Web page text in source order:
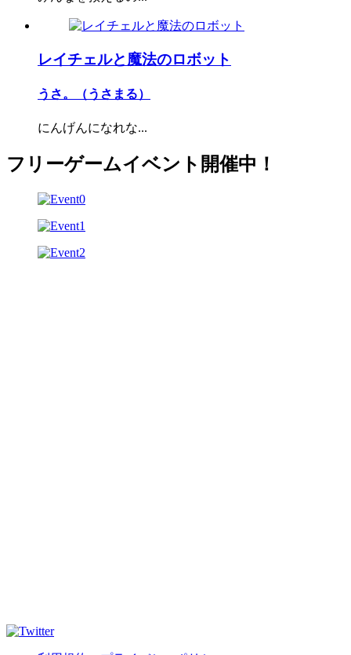
レイチェルと魔法のロボット
うさ。（うさまる）
にんげんになれな...
フリーゲームイベント開催中！